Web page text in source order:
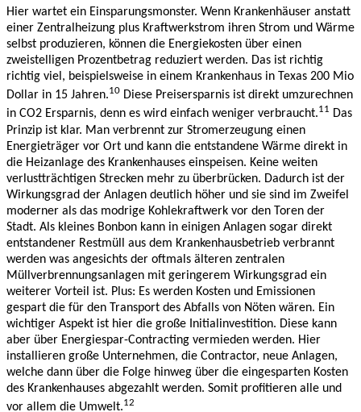
Hier wartet ein Einsparungsmonster. Wenn Krankenhäuser anstatt
einer Zentralheizung plus Kraftwerkstrom ihren Strom und Wärme
selbst produzieren, können die Energiekosten über einen
zweistelligen Prozentbetrag reduziert werden. Das ist richtig
richtig viel, beispielsweise in einem Krankenhaus in Texas 200 Mio
Dollar in 15 Jahren.10 Diese Preisersparnis ist direkt umzurechnen
in CO2 Ersparnis, denn es wird einfach weniger verbraucht.11 Das
Prinzip ist klar. Man verbrennt zur Stromerzeugung einen
Energieträger vor Ort und kann die entstandene Wärme direkt in
die Heizanlage des Krankenhauses einspeisen. Keine weiten
verlustträchtigen Strecken mehr zu überbrücken. Dadurch ist der
Wirkungsgrad der Anlagen deutlich höher und sie sind im Zweifel
moderner als das modrige Kohlekraftwerk vor den Toren der
Stadt. Als kleines Bonbon kann in einigen Anlagen sogar direkt
entstandener Restmüll aus dem Krankenhausbetrieb verbrannt
werden was angesichts der oftmals älteren zentralen
Müllverbrennungsanlagen mit geringerem Wirkungsgrad ein
weiterer Vorteil ist. Plus: Es werden Kosten und Emissionen
gespart die für den Transport des Abfalls von Nöten wären. Ein
wichtiger Aspekt ist hier die große Initialinvestition. Diese kann
aber über Energiespar-Contracting vermieden werden. Hier
installieren große Unternehmen, die Contractor, neue Anlagen,
welche dann über die Folge hinweg über die eingesparten Kosten
des Krankenhauses abgezahlt werden. Somit profitieren alle und
vor allem die Umwelt.12